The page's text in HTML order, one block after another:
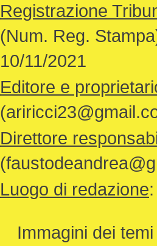
Registrazione
(Num. Reg.
10/11/2021
Editore e
Direttore
Luogo di redazione
Immagini dei